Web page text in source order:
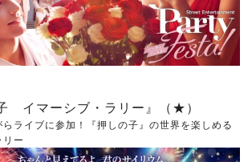
イマーシブ・ラリー』（★）
ライブに参加！『押しの子』の世界を楽しめる
リー